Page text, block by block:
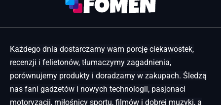
Każdego dnia dostarczamy wam porcję ciekawostek,
recenzji i felietonów, tłumaczymy zagadnienia,
porównujemy produkty i doradzamy w zakupach. Śledzą
nas fani gadżetów i nowych technologii, pasjonaci
motoryzacji, miłośnicy sportu, filmów i dobrej muzyki, a